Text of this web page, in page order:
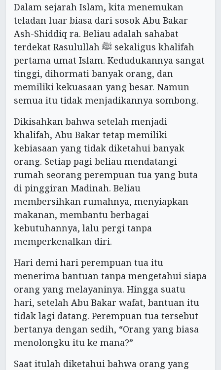
Dalam sejarah Islam, kita menemukan
teladan luar biasa dari sosok Abu Bakar
Ash-Shiddiq ra. Beliau adalah sahabat
terdekat Rasulullah ﷺ sekaligus khalifah
pertama umat Islam. Kedudukannya sangat
tinggi, dihormati banyak orang, dan
memiliki kekuasaan yang besar. Namun
semua itu tidak menjadikannya sombong.
Dikisahkan bahwa setelah menjadi
khalifah, Abu Bakar tetap memiliki
kebiasaan yang tidak diketahui banyak
orang. Setiap pagi beliau mendatangi
rumah seorang perempuan tua yang buta
di pinggiran Madinah. Beliau
membersihkan rumahnya, menyiapkan
makanan, membantu berbagai
kebutuhannya, lalu pergi tanpa
memperkenalkan diri.
Hari demi hari perempuan tua itu
menerima bantuan tanpa mengetahui siapa
orang yang melayaninya. Hingga suatu
hari, setelah Abu Bakar wafat, bantuan itu
tidak lagi datang. Perempuan tua tersebut
bertanya dengan sedih, “Orang yang biasa
menolongku itu ke mana?”
Saat itulah diketahui bahwa orang yang